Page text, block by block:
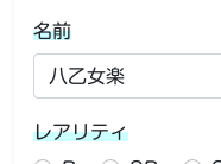
名前
レアリティ